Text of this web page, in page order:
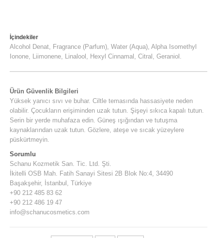
Ürün Güvenlik Bilgileri
Yüksek yanıcı sıvı ve buhar. Ciltle temasında hassasiyete neden
olabilir. Çocukların erişiminden uzak tutun. Şişeyi sıkıca kapalı tutun.
Serin bir yerde muhafaza edin. Güneş ışığından ve tutuşma
kaynaklarından uzak tutun. Gözlere, ateşe ve sıcak yüzeylere
püskürtmeyin.
Sorumlu
Schanu Kozmetik San. Tic. Ltd. Şti.
İkitelli OSB Mah. Fatih Sanayi Sitesi 2B Blok No:4, 34490
Başakşehir, İstanbul, Türkiye
+90 212 485 83 62
+90 212 486 19 47
info@schanucosmetics.com
İçindekiler
Alcohol Denat, Fragrance (Parfum), Water (Aqua), Alpha Isomethyl
Ionone, Liimonene, Linalool, Hexyl Cinnamal, Citral, Geraniol.